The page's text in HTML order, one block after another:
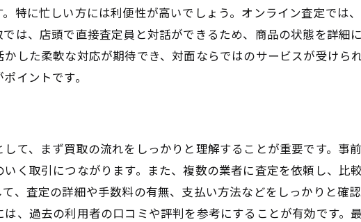
譲渡を成功させるための準備作業
譲渡対象物の価値を高めるための工夫
スムーズな譲渡を実現するための交渉術
狛江市での譲渡に役立つサービス紹介
狛江市の買取業者の手数料比較と節約術
手数料を抑えるための交渉ポイント
無料査定を利用した賢い取引術
特に忙しい方には利便性が高いでしょう。オンライン査定では
は、店頭で直接査定員と対話ができるため、商品の状態を詳細
した柔軟な対応が期待でき、対面ならではのサービスが受けら
イントです。
て、まず買取の流れをしっかりと理解することが重要です。事
く取引につながります。また、複数の業者に査定を依頼し、比
、査定の詳細や手数料の有無、支払い方法などをしっかりと確
、過去の利用者の口コミや評判を参考にすることが有効です。